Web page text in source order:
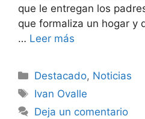
que le entregan los
que formaliza un hogar y
… Leer más
Destacado, Noticias
Ivan Ovalle
Deja un comentario